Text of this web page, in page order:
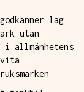
lag
utan
allmänhetens